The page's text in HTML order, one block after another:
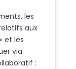
les
aux
et les
via
: